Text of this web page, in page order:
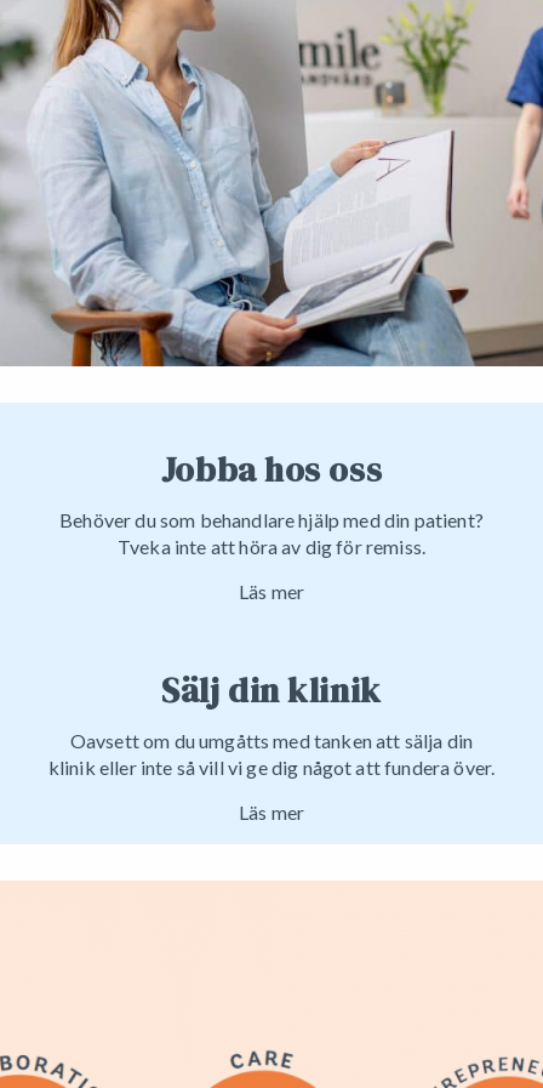
Jobba hos oss
Behöver du som behandlare hjälp med din patient?
Tveka inte att höra av dig för remiss.
Läs mer
Sälj din klinik
Oavsett om du umgåtts med tanken att sälja din
klinik eller inte så vill vi ge dig något att fundera över.
Läs mer